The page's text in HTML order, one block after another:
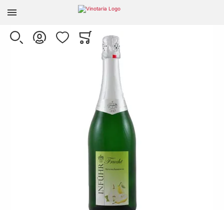
SUCHE KONTO WUNSCHLISTEWARENKORB
Minicart
Skip to the end of the images gallery